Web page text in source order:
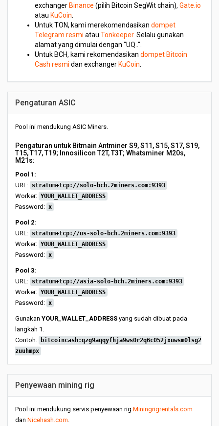
exchanger Binance (pilih Bitcoin SegWit chain), Gate.io
atau KuCoin
Untuk TON, kami merekomendasikan dompet
Telegram resmi atau Tonkeeper. Selalu gunakan
alamat yang dimulai dengan "UQ..".
Untuk BCH, kami rekomendasikan dompet Bitcoin
Cash resmi dan exchanger KuCoin
Pengaturan ASIC
Pool ini mendukung ASIC Miners.
Pengaturan untuk Bitmain Antminer S9, S11, S15, S17, S19,
T15, T17, T19; Innosilicon T2T, T3T; Whatsminer M20s,
M21s:
Pool 1:
URL: stratum+tcp://solo-bch.2miners.com:9393
Worker: YOUR_WALLET_ADDRESS
Password: x
Pool 2:
URL: stratum+tcp://us-solo-bch.2miners.com:9393
Worker: YOUR_WALLET_ADDRESS
Password: x
Pool 3:
URL: stratum+tcp://asia-solo-bch.2miners.com:9393
Worker: YOUR_WALLET_ADDRESS
Password: x
Gunakan YOUR_WALLET_ADDRESS yang sudah dibuat pada
langkah 1.
Contoh:
bitcoincash:qzg9aqqyfhja9ws0r2q6c052jxuwsm0lsg2
zuuhmpx
Penyewaan mining rig
Pool ini mendukung servis penyewaan rig Miningrigrentals.com
dan Nicehash.com.